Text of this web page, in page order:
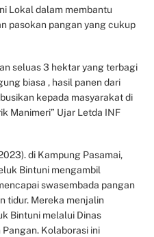
Lokal dalam membantu
pasokan pangan yang cukup
seluas 3 hektar yang terbagi
biasa , hasil panen dari
kepada masyarakat di
Manimeri” Ujar Letda INF
di Kampung Pasamai,
Bintuni mengambil
swasembada pangan
tidur. Mereka menjalin
Bintuni melalui Dinas
Kolaborasi ini